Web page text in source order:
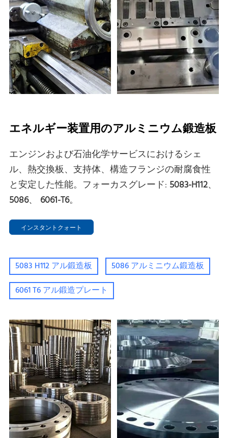
エネルギー装置用のアルミニウム鍛造板
エンジンおよび石油化学サービスにおけるシェ
ル、熱交換板、支持体、構造フランジの耐腐食性
と安定した性能。フォーカスグレード: 5083-H112、
5086、 6061-T6。
インスタントクォート
5083 H112 アル鍛造板
5086 アルミニウム鍛造板
6061 T6 アル鍛造プレート